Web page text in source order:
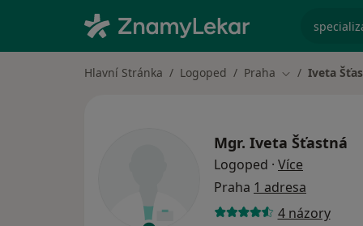
Hlavní Stránka Logoped Praha Změna města
Iveta
Mgr. Iveta Šťastná
Logoped · Více
Praha 1 adresa
4 názory